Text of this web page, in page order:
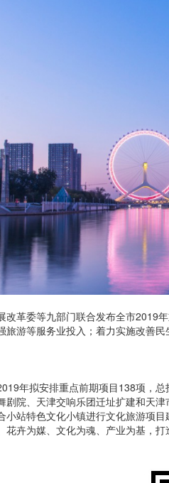
改革委等九部门联合发布全市2019
旅游等服务业投入；着力实施改善
年拟安排重点前期项目138项，
剧院、天津交响乐团迁址扩建和天
小站特色文化小镇进行文化旅游项
花卉为媒、文化为魂、产业为基，